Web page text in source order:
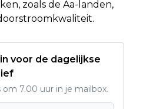
zoals de Aa-landen,
voor de dagelijkse
om 7.00 uur in je mailbox.